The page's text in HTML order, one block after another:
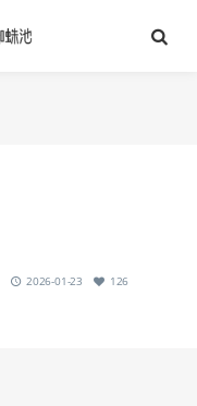
2026-01-23 126